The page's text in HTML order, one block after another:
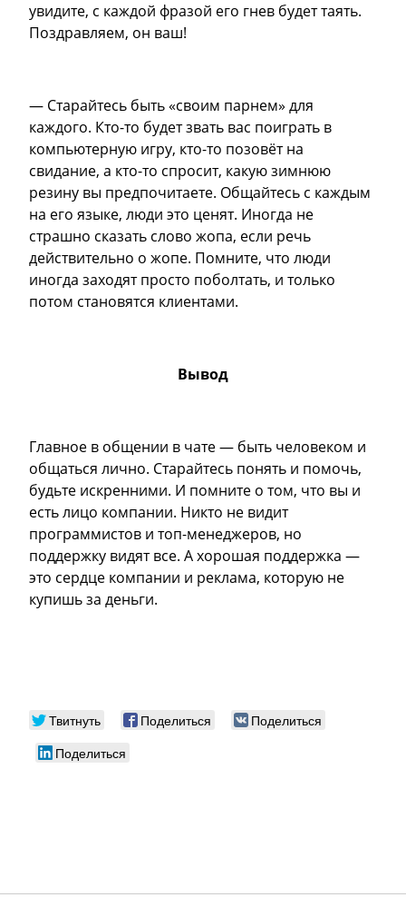
увидите, с каждой фразой его гнев будет таять.
Поздравляем, он ваш!
— Старайтесь быть «своим парнем» для
каждого. Кто-то будет звать вас поиграть в
компьютерную игру, кто-то позовёт на
свидание, а кто-то спросит, какую зимнюю
резину вы предпочитаете. Общайтесь с каждым
на его языке, люди это ценят. Иногда не
страшно сказать слово жопа, если речь
действительно о жопе. Помните, что люди
иногда заходят просто поболтать, и только
потом становятся клиентами.
Вывод
Главное в общении в чате — быть человеком и
общаться лично. Старайтесь понять и помочь,
будьте искренними. И помните о том, что вы и
есть лицо компании. Никто не видит
программистов и топ-менеджеров, но
поддержку видят все. А хорошая поддержка —
это сердце компании и реклама, которую не
купишь за деньги.
Твитнуть Поделиться
Поделиться
Поделиться